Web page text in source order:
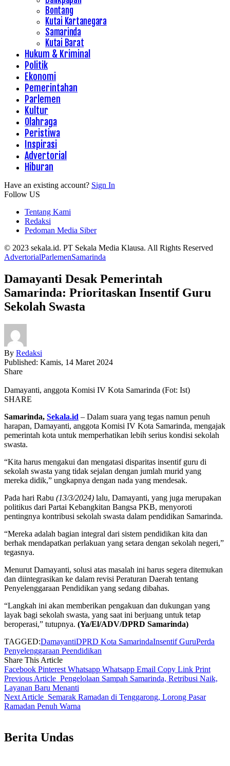
Bontang
Kutai Kartanegara
Samarinda
Kutai Barat
Hukum & Kriminal
Politik
Ekonomi
Pemerintahan
Parlemen
Kultur
Olahraga
Peristiwa
Inspirasi
Advertorial
Hiburan
Have an existing account? Sign In
Follow US
Tentang Kami
Redaksi
Pedoman Media Siber
© 2023 sekala.id. PT Sekala Media Klausa. All Rights Reserved
AdvertorialParlemenSamarinda
Damayanti Desak Pemerintah
Samarinda: Prioritaskan Insentif Guru
Sekolah Swasta
By Redaksi
Published: Kamis, 14 Maret 2024
Share
Damayanti, anggota Komisi IV Kota Samarinda (Fot: Ist)
SHARE
Samarinda, Sekala.id – Dalam suara yang tegas namun penuh
harapan, Damayanti, anggota Komisi IV Kota Samarinda, mengajak
pemerintah kota untuk memperhatikan lebih serius kondisi sekolah
swasta.
“Kita harus mengakui dan mengatasi disparitas insentif guru di
sekolah swasta yang tidak sejalan dengan jumlah murid yang
mereka didik,” ungkapnya dengan nada yang mendesak.
Pada hari Rabu (13/3/2024) lalu, Damayanti, yang juga merupakan
politikus dari Partai Kebangkitan Bangsa PKB, menyoroti
pentingnya kontribusi sekolah swasta dalam pendidikan Samarinda.
“Mereka adalah bagian integral dari sistem pendidikan kita dan
berhak mendapatkan perlakuan yang setara dengan sekolah negeri,”
tegasnya.
Menurut Damayanti, solusi atas masalah ini harus segera ditemukan
dan diintegrasikan ke dalam revisi Peraturan Daerah tentang
Penyelenggaraan Pendidikan yang sedang dibahas.
“Langkah ini akan memberikan pengakuan dan dukungan yang
layak bagi sekolah swasta, yang saat ini berjuang untuk tetap
beroperasi,” tutupnya. (Ya/El/ADV/DPRD Samarinda)
TAGGED:DamayantiDPRD Kota SamarindaInsentif GuruPerda
Penyelenggaraan Peendidikan
Share This Article
Facebook Pinterest Whatsapp Whatsapp Email Copy Link Print
Previous Article Pengelolaan Sampah Samarinda, Retribusi Naik,
Layanan Baru Menanti
Next Article Semarak Ramadan di Tenggarong, Lorong Pasar
Ramadan Penuh Warna
Berita Undas